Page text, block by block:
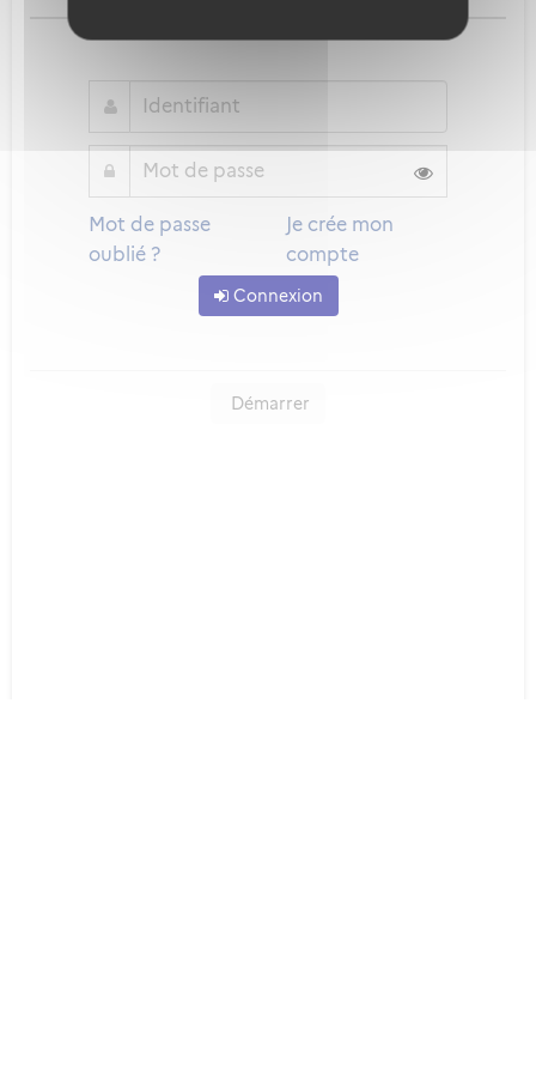
Mot de passe
oublié ?
Je crée mon
compte
Connexion
Démarrer